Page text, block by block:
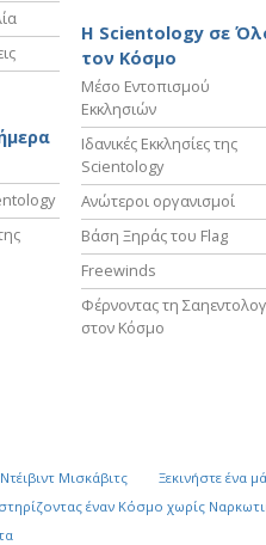
Η Scientology σε
τον Κόσμο
Μέσο Εντοπισμού
Εκκλησιών
Ιδανικές Εκκλησίες της
Scientology
Ανώτεροι οργανισμοί
Βάση Ξηράς του Flag
Freewinds
Φέρνοντας τη
στον Κόσμο
Ντέιβιντ Μισκάβιτς Ξεκινήστε ένα
έναν Κόσμο χωρίς